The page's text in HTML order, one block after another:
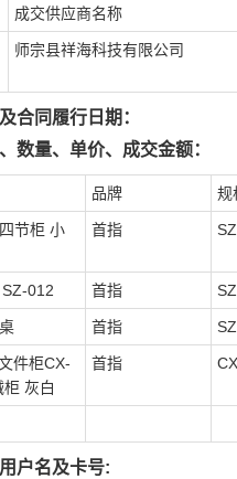
成交供应商名称
师宗县祥海科技有限公司
合同履行日期：
数量、单价、成交金额：
品牌 规
节柜 小
首指
012 首指
首指
件柜CX-
灰白
首指
户名及卡号: